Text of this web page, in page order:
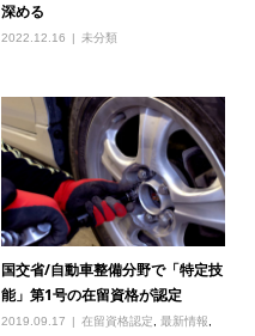
深める
2022.12.16 未分類
国交省/自動車整備分野で「特定技
能」第1号の在留資格が認定
2019.09.17 在留資格認定 ,最新情報